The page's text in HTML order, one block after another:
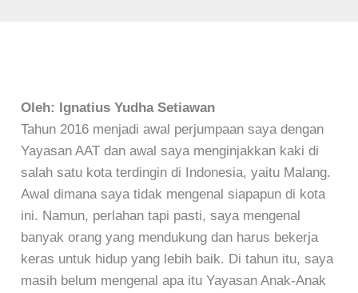
Oleh: Ignatius Yudha Setiawan
Tahun 2016 menjadi awal perjumpaan saya dengan
Yayasan AAT dan awal saya menginjakkan kaki di
salah satu kota terdingin di Indonesia, yaitu Malang.
Awal dimana saya tidak mengenal siapapun di kota
ini. Namun, perlahan tapi pasti, saya mengenal
banyak orang yang mendukung dan harus bekerja
keras untuk hidup yang lebih baik. Di tahun itu, saya
masih belum mengenal apa itu Yayasan Anak-Anak